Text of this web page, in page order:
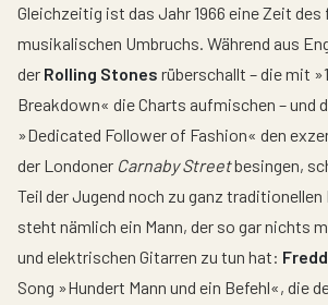
Gleichzeitig ist das Jahr 1966 eine Zeit
musikalischen Umbruchs. Während aus
der Rolling Stones rüberschallt – die mit
Breakdown« die Charts aufmischen – und
»Dedicated Follower of Fashion« den
der Londoner Carnaby Streetbesingen,
Teil der Jugend noch zu ganz traditionellen
steht nämlich ein Mann, der so gar nichts
und elektrischen Gitarren zu tun hat:
Song »Hundert Mann und ein Befehl«, die